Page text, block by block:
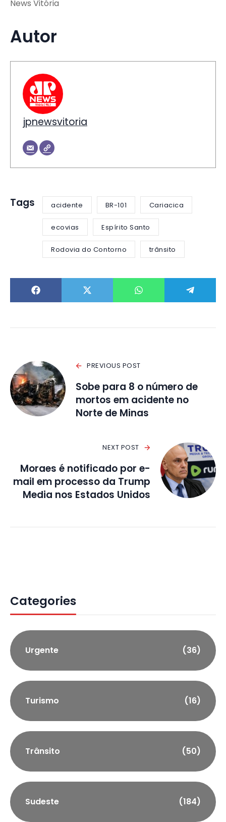
News Vitória
Autor
jpnewsvitoria
Tags acidente BR-101 Cariacica
ecovias Espírito Santo
Rodovia do Contorno trânsito
PREVIOUS POST
Sobe para 8 o número de
mortos em acidente no
Norte de Minas
NEXT POST
Moraes é notificado por e-
mail em processo da Trump
Media nos Estados Unidos
Categories
Urgente (36)
Turismo (16)
Trânsito (50)
Sudeste (184)